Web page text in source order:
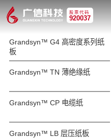
股票代码
920037
Grandsyn™ G4 高密度系列纸
板
Grandsyn™ TN 薄绝缘纸
Grandsyn™ CP 电缆纸
Grandsyn™ LB 层压纸板